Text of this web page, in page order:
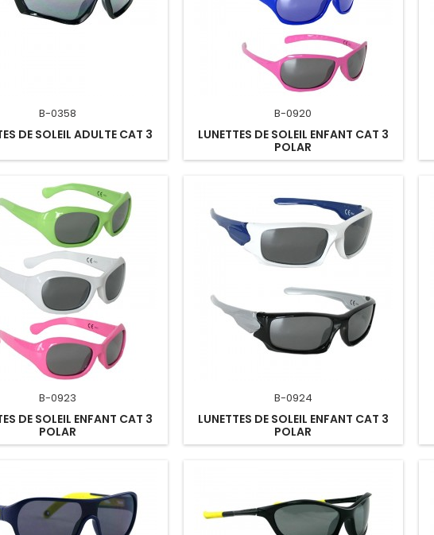
B-0358
DE SOLEIL ADULTE CAT 3
B-0920
LUNETTES DE SOLEIL ENFANT CAT 3
POLAR
B-0923
DE SOLEIL ENFANT CAT 3
POLAR
B-0924
LUNETTES DE SOLEIL ENFANT CAT 3
POLAR